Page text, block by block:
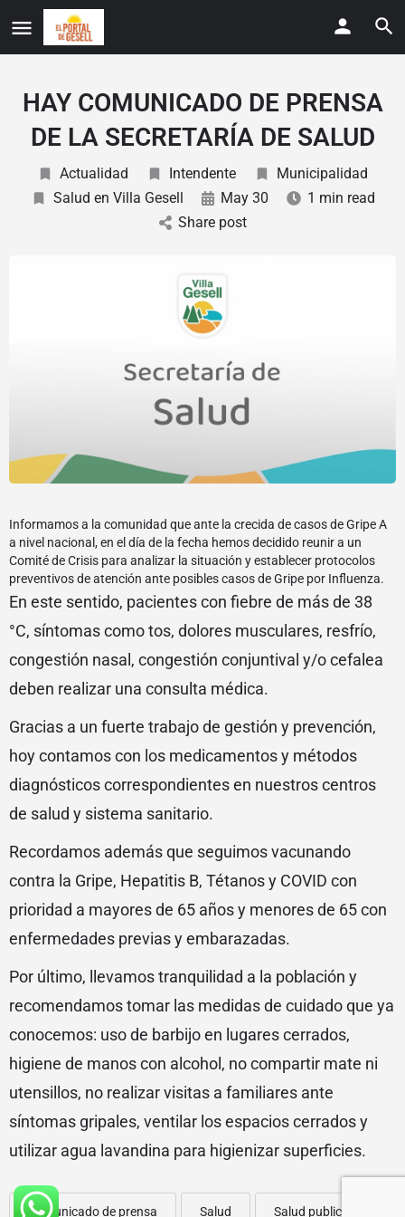
HAY COMUNICADO DE PRENSA
DE LA SECRETARÍA DE SALUD
Actualidad Intendente
Municipalidad
Salud en Villa Gesell
May 30
1 min read
Share post
Informamos a la comunidad que ante la crecida de casos de Gripe A
a nivel nacional, en el día de la fecha hemos decidido reunir a un
Comité de Crisis para analizar la situación y establecer protocolos
preventivos de atención ante posibles casos de Gripe por Influenza.
En este sentido, pacientes con fiebre de más de 38
°C, síntomas como tos, dolores musculares, resfrío,
congestión nasal, congestión conjuntival y/o cefalea
deben realizar una consulta médica.
Gracias a un fuerte trabajo de gestión y prevención,
hoy contamos con los medicamentos y métodos
diagnósticos correspondientes en nuestros centros
de salud y sistema sanitario.
Recordamos además que seguimos vacunando
contra la Gripe, Hepatitis B, Tétanos y COVID con
prioridad a mayores de 65 años y menores de 65 con
enfermedades previas y embarazadas.
Por último, llevamos tranquilidad a la población y
recomendamos tomar las medidas de cuidado que ya
conocemos: uso de barbijo en lugares cerrados,
higiene de manos con alcohol, no compartir mate ni
utensillos, no realizar visitas a familiares ante
síntomas gripales, ventilar los espacios cerrados y
utilizar agua lavandina para higienizar superficies.
Comunicado de prensa Salud Salud publica